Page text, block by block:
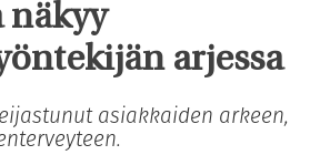
näkyy
arjessa
asiakkaiden arkeen,